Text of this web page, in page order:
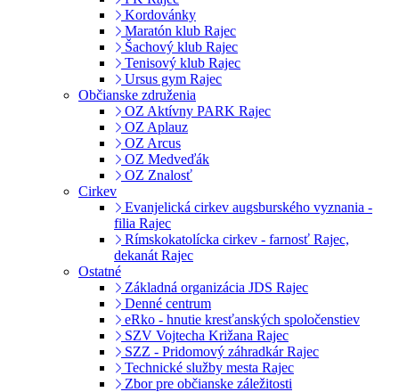
Kordovánky
Maratón klub Rajec
Šachový klub Rajec
Tenisový klub Rajec
Ursus gym Rajec
Občianske združenia
OZ Aktívny PARK Rajec
OZ Aplauz
OZ Arcus
OZ Medveďák
OZ Znalosť
Cirkev
Evanjelická cirkev augsburského vyznania -
filia Rajec
Rímskokatolícka cirkev - farnosť Rajec,
dekanát Rajec
Ostatné
Základná organizácia JDS Rajec
Denné centrum
eRko - hnutie kresťanských spoločenstiev
SZV Vojtecha Križana Rajec
SZZ - Pridomový záhradkár Rajec
Technické služby mesta Rajec
Zbor pre občianske záležitosti